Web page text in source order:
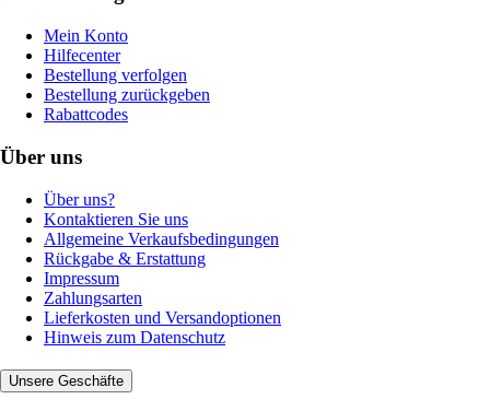
Mein Konto
Hilfecenter
Bestellung verfolgen
Bestellung zurückgeben
Rabattcodes
Über uns
Über uns?
Kontaktieren Sie uns
Allgemeine Verkaufsbedingungen
Rückgabe & Erstattung
Impressum
Zahlungsarten
Lieferkosten und Versandoptionen
Hinweis zum Datenschutz
Unsere Geschäfte